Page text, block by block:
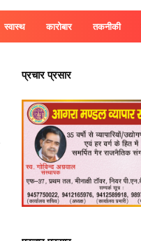
स्वास्थ कारोबार तकनीकी
प्रचार प्रसार